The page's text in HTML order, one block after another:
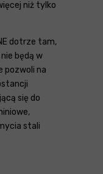
niż tylko
dotrze tam,
będą w
pozwoli na
się do
stali